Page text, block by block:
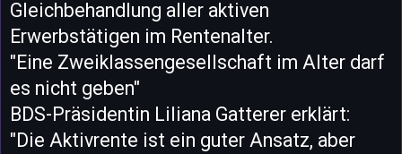
Gleichbehandlung aller aktiven
Erwerbstätigen im Rentenalter.
"Eine Zweiklassengesellschaft im Alter darf
es nicht geben"
BDS-Präsidentin Liliana Gatterer erklärt:
"Die Aktivrente ist ein guter Ansatz, aber